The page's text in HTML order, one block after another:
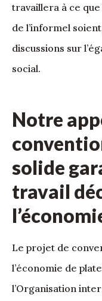
travaillera à ce que
de l’informel
discussions sur
social.
Notre
solide
travail
Le projet de
l’économie de
l’Organisation